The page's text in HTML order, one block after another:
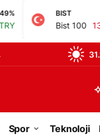
BIST
Bist 100 13.776,70
Spor Teknoloji